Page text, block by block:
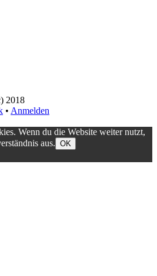
2018
• Anmelden
Wenn du die Website weiter nutzt,
aus. OK